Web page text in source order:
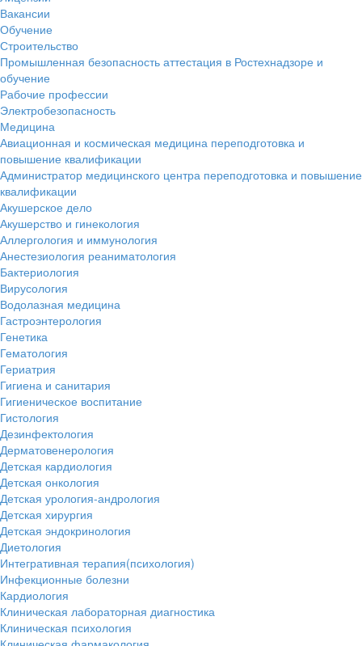
Вакансии
Обучение
Строительство
Промышленная безопасность аттестация в Ростехнадзоре и
обучение
Рабочие профессии
Электробезопасность
Медицина
Авиационная и космическая медицина переподготовка и
повышение квалификации
Администратор медицинского центра переподготовка и повышение
квалификации
Акушерское дело
Акушерство и гинекология
Аллергология и иммунология
Анестезиология реаниматология
Бактериология
Вирусология
Водолазная медицина
Гастроэнтерология
Генетика
Гематология
Гериатрия
Гигиена и санитария
Гигиеническое воспитание
Гистология
Дезинфектология
Дерматовенерология
Детская кардиология
Детская онкология
Детская урология-андрология
Детская хирургия
Детская эндокринология
Диетология
Интегративная терапия(психология)
Инфекционные болезни
Кардиология
Клиническая лабораторная диагностика
Клиническая психология